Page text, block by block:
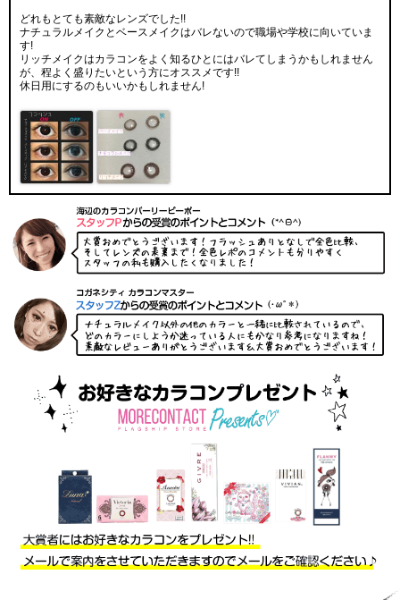
どれもとても素敵なレンズでした!!
ナチュラルメイクとベースメイクはバレないので職場や学校に向いていま
す!
リッチメイクはカラコンをよく知るひとにはバレてしまうかもしれません
が、程よく盛りたいという方にオススメです!!
休日用にするのもいいかもしれません!